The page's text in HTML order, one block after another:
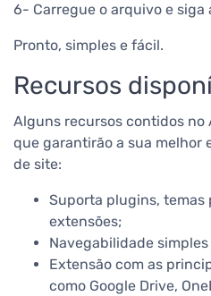
6- Carregue o arquivo e siga
Pronto, simples e fácil.
Recursos
Alguns recursos contidos no
que garantirão a sua melhor
de site:
Suporta plugins, temas
extensões;
Navegabilidade
Extensão com as
como Google Drive,